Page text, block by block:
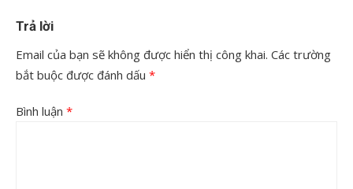
Trả lời
Email của bạn sẽ không được hiển thị công khai. Các trường
bắt buộc được đánh dấu *
Bình luận *